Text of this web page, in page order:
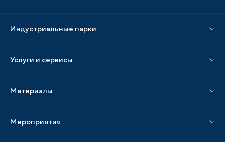
Индустриальные парки
Парки по регионам
Услуги и сервисы
Услуги по локализации
Материалы
Публикации СМИ и статьи
Мероприятия